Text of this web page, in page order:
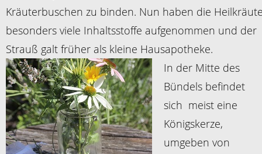
Kräuterbuschen zu binden. Nun haben die
besonders viele Inhaltsstoffe aufgenommen und der
Strauß galt früher als kleine Hausapotheke.
In der Mitte des
Bündels befindet
sich meist eine
Königskerze,
umgeben von